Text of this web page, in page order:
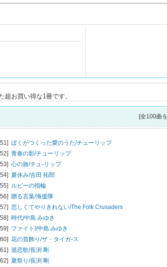
お買い得な1冊です。
[全100曲
ぼくがつくった愛のうた/チューリップ
青春の影/チューリップ
心の旅/チュ-リップ
夏休み/吉田 拓郎
ルビーの指輪
贈る言葉/海援隊
悲しくてやりきれない/The Folk Crusaders
時代/中島 みゆき
ファイト!/中島 みゆき
花の首飾り/ザ・タイガ-ス
巡恋歌/長渕 剛
夏祭り/長渕 剛